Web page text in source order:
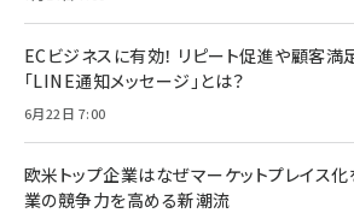
ECビジネスに有効！ リピート促進や顧客
「LINE通知メッセージ」とは？
6月22日 7:00
欧米トップ企業はなぜマーケットプレイス
業の競争力を高める新潮流